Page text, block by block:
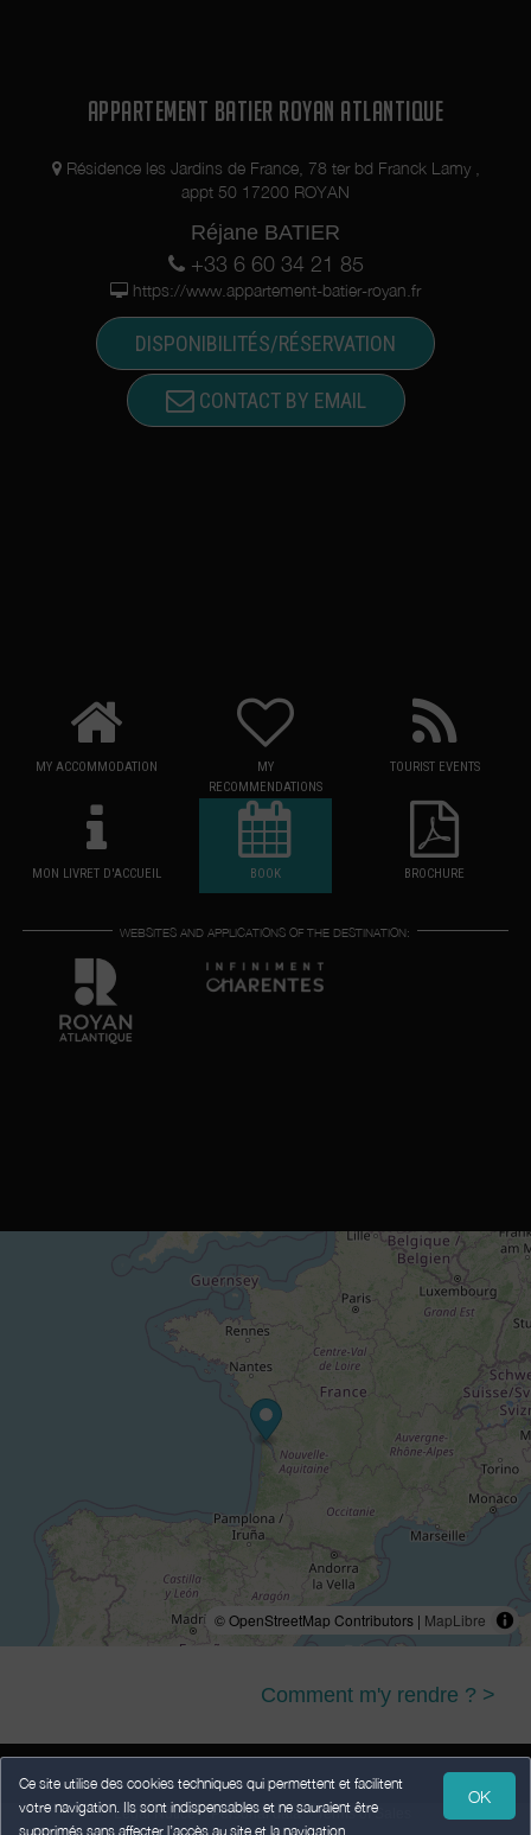
Ce site utilise des cookies techniques qui permettent et facilitent
votre navigation. Ils sont indispensables et ne sauraient être
supprimés sans affecter l’accès au site et la navigation.
OK
APPARTEMENT BATIER ROYAN ATLANTIQUE
Résidence les Jardins de France, 78 ter bd Franck Lamy ,
appt 50 17200 ROYAN
Réjane BATIER
+33 6 60 34 21 85
https://www.appartement-batier-royan.fr
DISPONIBILITÉS/RÉSERVATION
CONTACT BY EMAIL
MY ACCOMMODATION
MY
RECOMMENDATIONS
TOURIST EVENTS
MON LIVRET D'ACCUEIL BOOK BROCHURE
WEBSITES AND APPLICATIONS OF THE DESTINATION:
© OpenStreetMap Contributors | MapLibre
Comment m'y rendre ? >
Legal Notice Personal data
Terms of Sales